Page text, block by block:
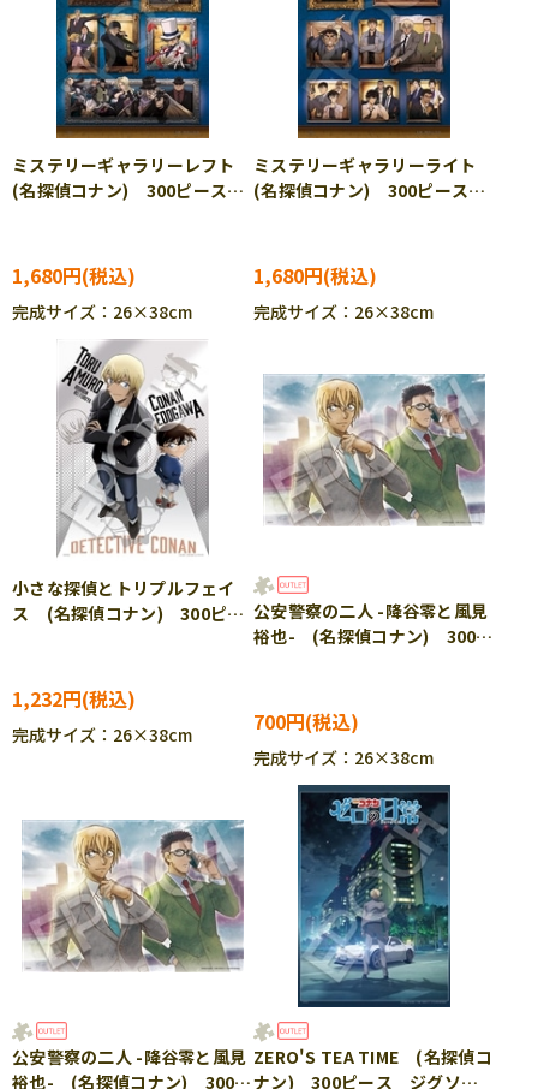
ミステリーギャラリーレフト
(名探偵コナン) 300ピース
1,680円
完成サイズ：26×38cm
ミステリーギャラリーライト
(名探偵コナン) 300ピース
1,680円
完成サイズ：26×38cm
小さな探偵とトリプルフェイ
ス (名探偵コナン) 300ピー
1,232円
完成サイズ：26×38cm
公安警察の二人 -降谷零と風見
裕也- (名探偵コナン) 300ピ
700円
完成サイズ：26×38cm
公安警察の二人 -降谷零と風見
裕也- (名探偵コナン) 300ピ
ZERO'S TEA TIME (名探偵コ
ナン) 300ピース ジグソー